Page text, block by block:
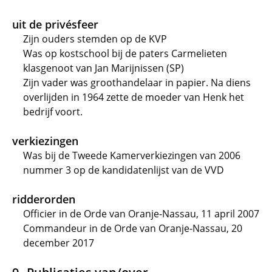
uit de privésfeer
Zijn ouders stemden op de KVP
Was op kostschool bij de paters Carmelieten
klasgenoot van Jan Marijnissen (SP)
Zijn vader was groothandelaar in papier. Na diens
overlijden in 1964 zette de moeder van Henk het
bedrijf voort.
verkiezingen
Was bij de Tweede Kamerverkiezingen van 2006
nummer 3 op de kandidatenlijst van de VVD
ridderorden
Officier in de Orde van Oranje-Nassau, 11 april 2007
Commandeur in de Orde van Oranje-Nassau, 20
december 2017